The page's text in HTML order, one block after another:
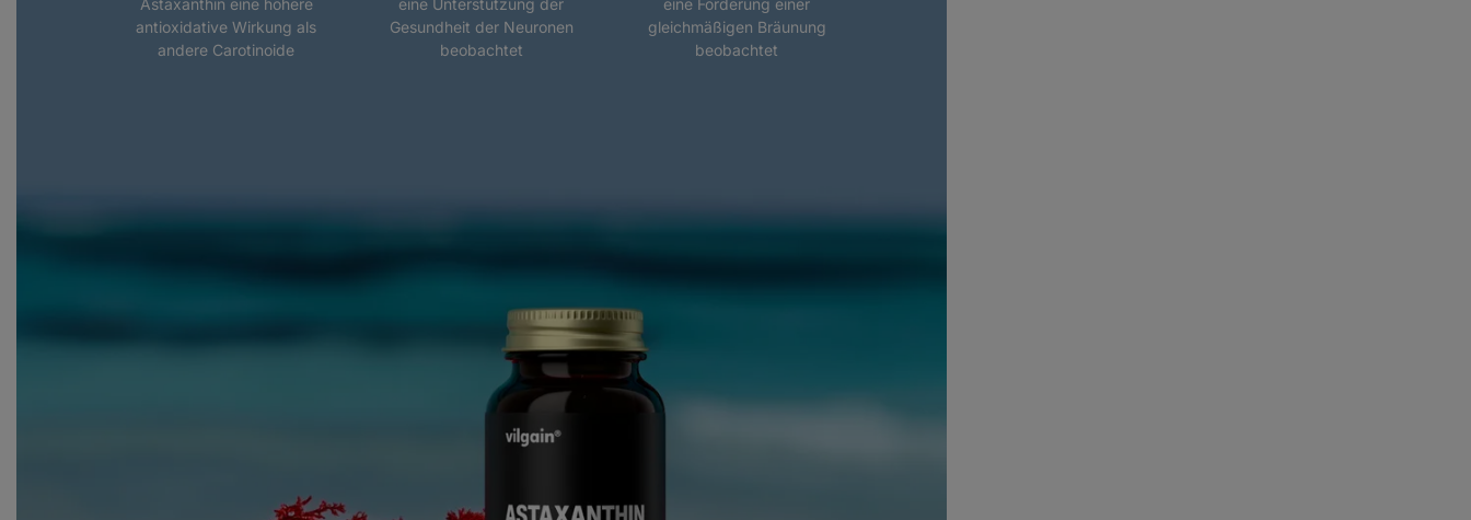
Astaxanthin eine höhere
antioxidative Wirkung als
andere Carotinoide
eine Unterstützung der
Gesundheit der Neuronen
beobachtet
eine Förderung einer
gleichmäßigen Bräunung
beobachtet